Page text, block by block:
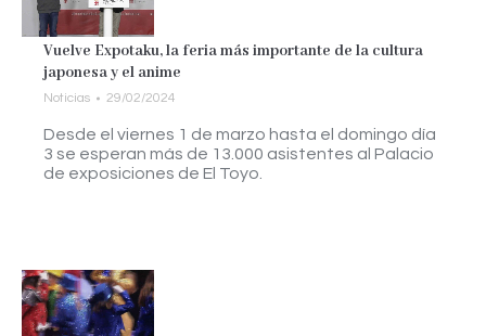
Vuelve Expotaku, la feria más importante de la cultura
japonesa y el anime
Noticias 29/02/2024
Desde el viernes 1 de marzo hasta el domingo día
3 se esperan más de 13.000 asistentes al Palacio
de exposiciones de El Toyo.